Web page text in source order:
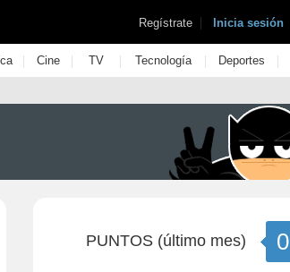
Regístrate | Inicia sesión
| Cine | TV | Tecnología | Deportes |
PUNTOS (último mes) 0